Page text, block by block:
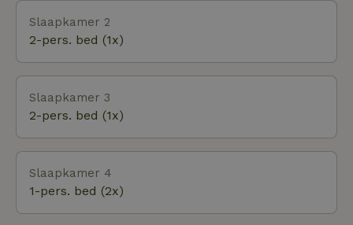
Slaapkamer 2
2-pers. bed (1x)
Slaapkamer 3
2-pers. bed (1x)
Slaapkamer 4
1-pers. bed (2x)